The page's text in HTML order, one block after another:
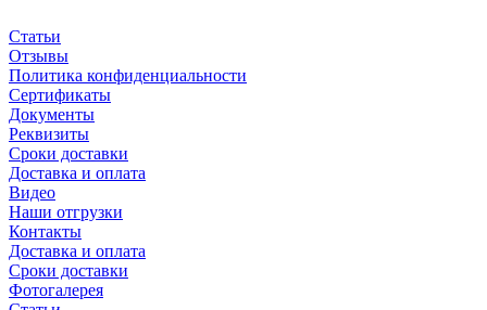
Статьи
Отзывы
Политика конфиденциальности
Сертификаты
Документы
Реквизиты
Сроки доставки
Доставка и оплата
Видео
Наши отгрузки
Контакты
Доставка и оплата
Сроки доставки
Фотогалерея